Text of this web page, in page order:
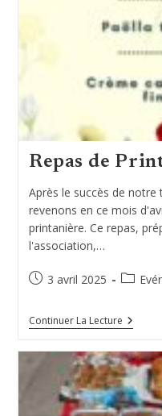
Repas de
Après le succès de
revenons en ce mois
printanière. Ce repas,
l'association,…
Publication
3 avril 2025
Post
Continuer La LectureRepas
De